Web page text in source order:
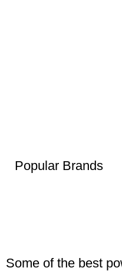
Popular Brands
Some of the best